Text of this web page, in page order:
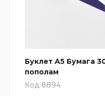
Буклет А5 Бумага
пополам
Код 8894